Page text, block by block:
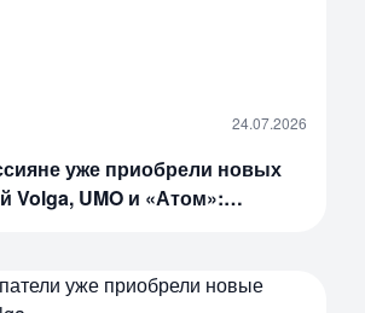
24.07.2026
уже приобрели новых
Volga, UMO и «Атом»: